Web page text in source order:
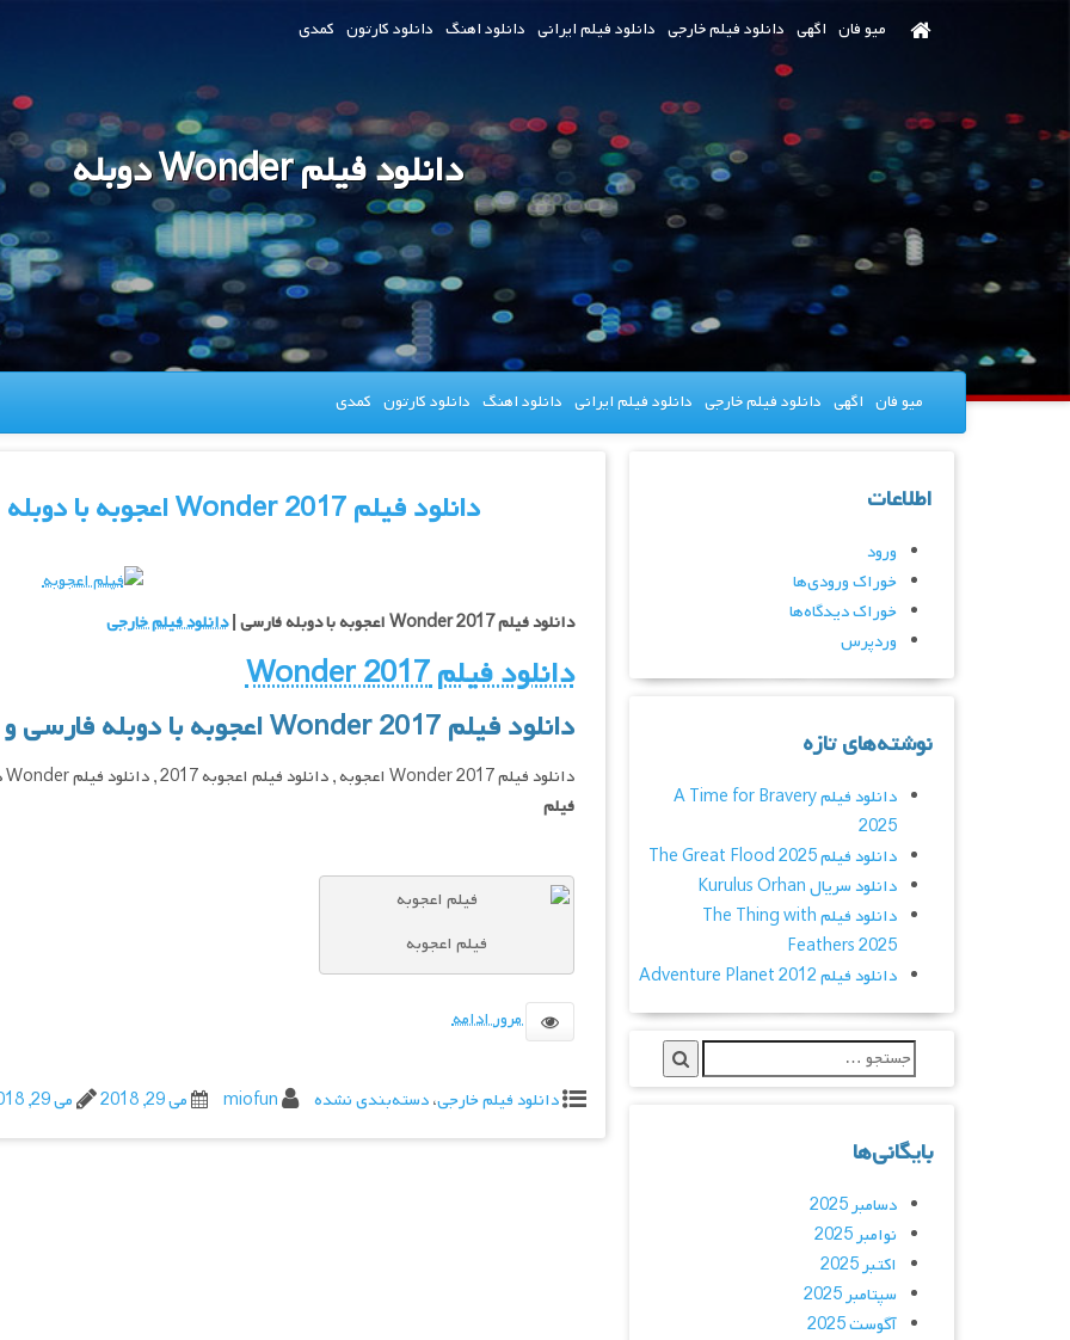
میو فان اگهی دانلود فیلم خارجی دانلود فیلم ایرانی دانلود اهنگ دانلود کارتون کمدی
دانلود فیلم Wonder دوبله
میو فان اگهی دانلود فیلم خارجی دانلود فیلم ایرانی دانلود اهنگ دانلود کارتون کمدی
دانلود فیلم Wonder 2017 اعجوبه با دوبله فارسی | دانلود فیلم خارجی
دانلود فیلم Wonder 2017 اعجوبه با دوبله فارسی | دانلود فیلم خارجی
دانلود فیلم Wonder 2017
دانلود فیلم Wonder 2017 اعجوبه با دوبله فارسی و کیفیت عالی
دانلود فیلم Wonder 2017 اعجوبه , دانلود فیلم اعجوبه 2017 , دانلود فیلم Wonder دوبله ,
فیلم
فیلم اعجوبه
مرور ادامه
دانلود فیلم خارجی،دسته‌بندی نشده miofun می 29, 2018 می 29, 2018
اطلاعات
ورود
خوراک ورودی‌ها
خوراک دیدگاه‌ها
وردپرس
نوشته‌های تازه
دانلود فیلم A Time for Bravery
2025
دانلود فیلم The Great Flood 2025
دانلود سریال Kurulus Orhan
دانلود فیلم The Thing with
Feathers 2025
دانلود فیلم Adventure Planet 2012
بایگانی‌ها
دسامبر 2025
نوامبر 2025
اکتبر 2025
سپتامبر 2025
آگوست 2025